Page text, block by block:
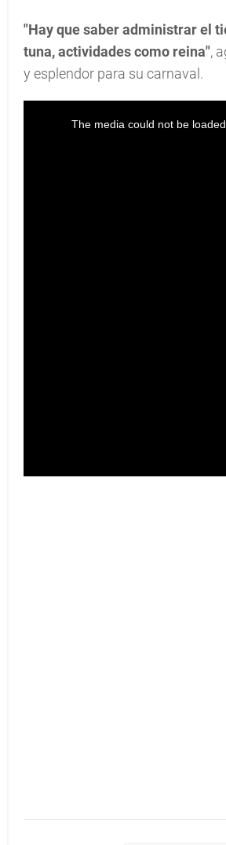
"Hay que saber administrar el
tuna, actividades como reina",
y esplendor para su carnaval.